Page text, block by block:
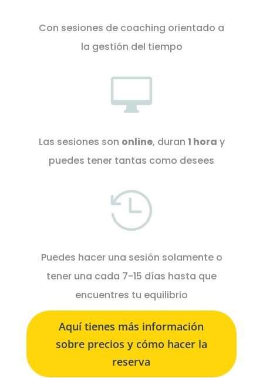
Con sesiones de coaching orientado a
la gestión del tiempo

Las sesiones son online, duran 1 hora y
puedes tener tantas como desees

Puedes hacer una sesión solamente o
tener una cada 7-15 días hasta que
encuentres tu equilibrio
Aquí tienes más información
sobre precios y cómo hacer la
reserva